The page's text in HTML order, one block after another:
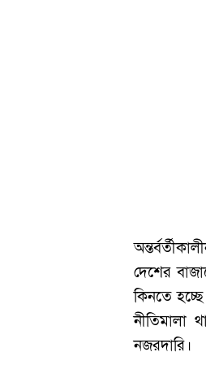
দেশের
কিনতে
নীতিমালা
নজরদারি।